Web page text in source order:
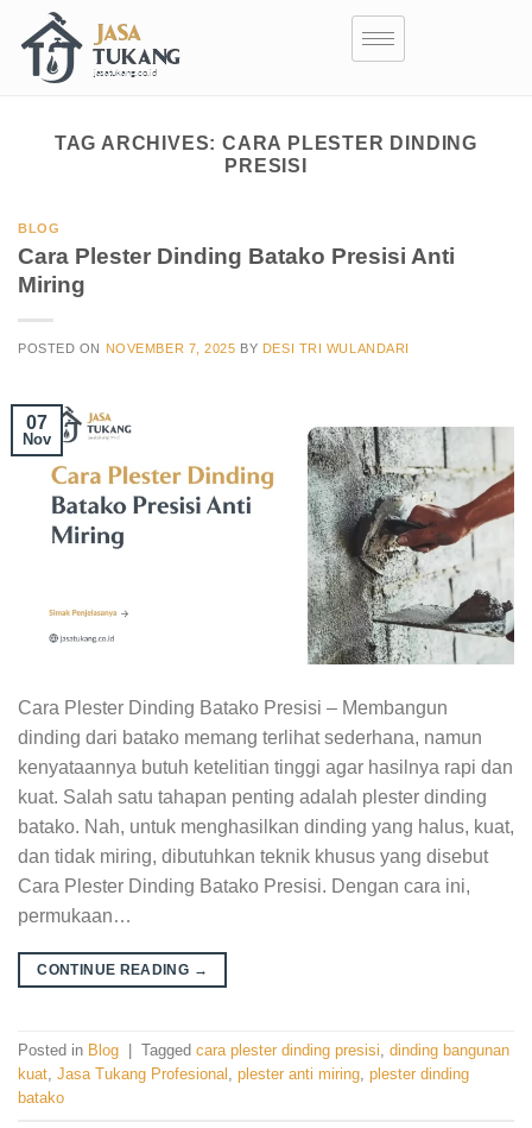
TAG ARCHIVES:CARA PLESTER DINDING
PRESISI
BLOG
Cara Plester Dinding Batako Presisi Anti
Miring
POSTED ON NOVEMBER 7, 2025 BY DESI TRI WULANDARI
07
Nov
Cara Plester Dinding Batako Presisi – Membangun
dinding dari batako memang terlihat sederhana, namun
kenyataannya butuh ketelitian tinggi agar hasilnya rapi dan
kuat. Salah satu tahapan penting adalah plester dinding
batako. Nah, untuk menghasilkan dinding yang halus, kuat,
dan tidak miring, dibutuhkan teknik khusus yang disebut
Cara Plester Dinding Batako Presisi. Dengan cara ini,
permukaan…
CONTINUE READING →
Posted in Blog Tagged cara plester dinding presisi, dinding bangunan
kuat, Jasa Tukang Profesional , plester anti miring, plester dinding
batako